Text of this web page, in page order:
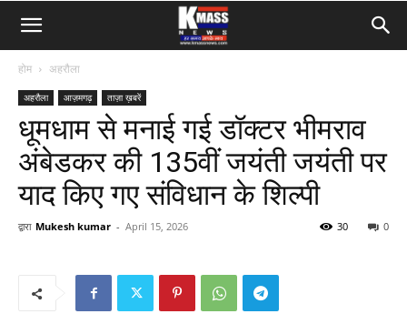
होम अहरौला
अहरौला आज़मगढ़ ताज़ा ख़बरें
धूमधाम से मनाई गई डॉक्टर भीमराव
अंबेडकर की 135वीं जयंती जयंती पर
याद किए गए संविधान के शिल्पी
द्वारा Mukesh kumar - April 15, 2026 0
30